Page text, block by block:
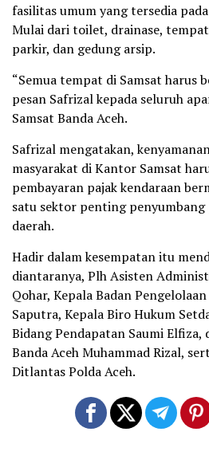
fasilitas umum yang tersedia
Mulai dari toilet, drainase,
parkir, dan gedung arsip.
“Semua tempat di Samsat harus
pesan Safrizal kepada seluruh
Samsat Banda Aceh.
Safrizal mengatakan,
masyarakat di Kantor Samsat
pembayaran pajak kendaraan
satu sektor penting
daerah.
Hadir dalam kesempatan itu
diantaranya, Plh Asisten
Qohar, Kepala Badan
Saputra, Kepala Biro Hukum
Bidang Pendapatan Saumi Elfiza,
Banda Aceh Muhammad Rizal,
Ditlantas Polda Aceh.